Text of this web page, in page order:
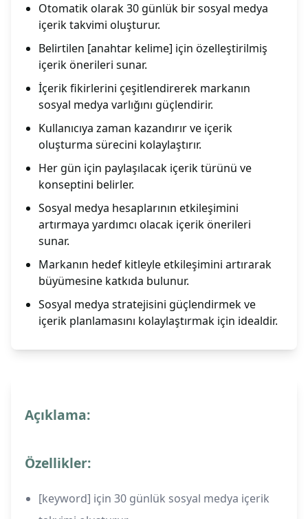
Otomatik olarak 30 günlük bir sosyal medya
içerik takvimi oluşturur.
Belirtilen [anahtar kelime] için özelleştirilmiş
içerik önerileri sunar.
İçerik fikirlerini çeşitlendirerek markanın
sosyal medya varlığını güçlendirir.
Kullanıcıya zaman kazandırır ve içerik
oluşturma sürecini kolaylaştırır.
Her gün için paylaşılacak içerik türünü ve
konseptini belirler.
Sosyal medya hesaplarının etkileşimini
artırmaya yardımcı olacak içerik önerileri
sunar.
Markanın hedef kitleyle etkileşimini artırarak
büyümesine katkıda bulunur.
Sosyal medya stratejisini güçlendirmek ve
içerik planlamasını kolaylaştırmak için idealdir.
Açıklama:
Özellikler:
[keyword] için 30 günlük sosyal medya içerik